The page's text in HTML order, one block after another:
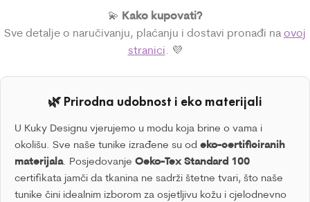
💫 Kako kupovati?
Sve detalje o naručivanju, plaćanju i dostavi pronađi na ovoj
stranici. 💜
🌿 Prirodna udobnost i eko materijali
U Kuky Designu vjerujemo u modu koja brine o vama i
okolišu. Sve naše tunike izrađene su od eko-certificiranih
materijala. Posjedovanje Oeko-Tex Standard 100
certifikata jamči da tkanina ne sadrži štetne tvari, što naše
tunike čini idealnim izborom za osjetljivu kožu i cjelodnevno